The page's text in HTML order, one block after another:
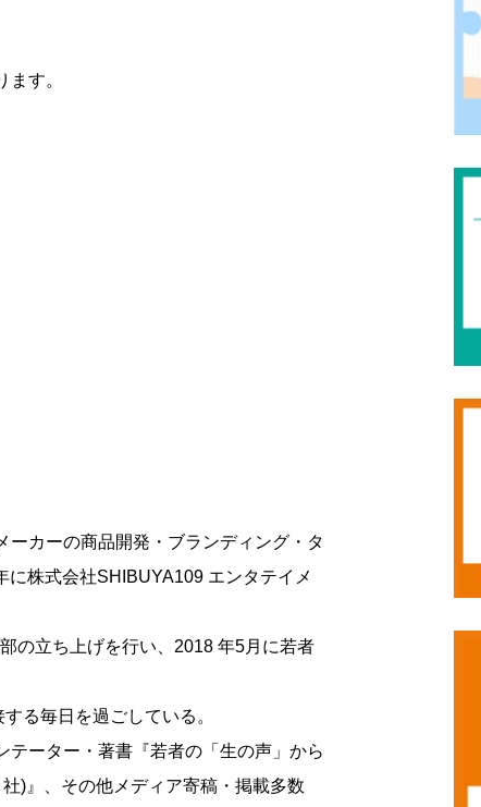
す。
カーの商品開発・ブランディング・タ
株式会社SHIBUYA109 エンタテイメ
の立ち上げを行い、2018 年5月に若者
る毎日を過ごしている。
ーター・著書『若者の「生の声」から
)』、その他メディア寄稿・掲載多数